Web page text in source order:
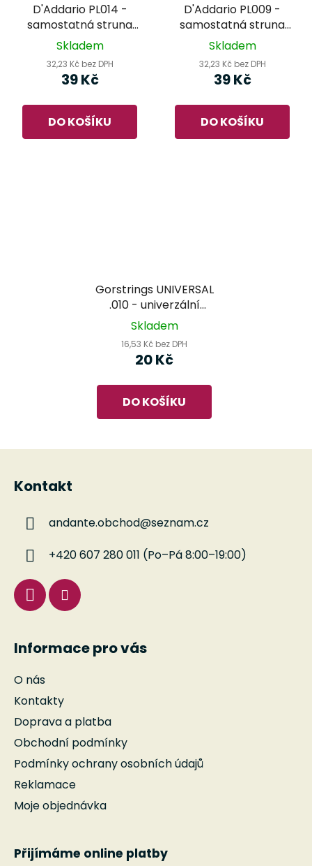
D'Addario PL014 -
samostatná struna
pro kytaru
Skladem
32,23 Kč bez DPH
39 Kč
DO KOŠÍKU
D'Addario PL009 -
samostatná struna
pro kytaru
Skladem
32,23 Kč bez DPH
39 Kč
DO KOŠÍKU
Gorstrings UNIVERSAL
.010 - univerzální
kusová struna
Skladem
16,53 Kč bez DPH
20 Kč
DO KOŠÍKU
Z
Kontakt
andante.obchod@seznam.cz
+420 607 280 011 (Po–Pá 8:00–19:00)
Informace pro vás
O nás
Kontakty
Doprava a platba
Obchodní podmínky
Podmínky ochrany osobních údajů
Reklamace
Moje objednávka
Přijímáme online platby